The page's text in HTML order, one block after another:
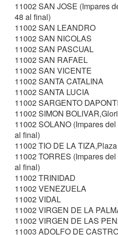
11002 SAN JOSE (Impares
48 al final)
11002 SAN LEANDRO
11002 SAN NICOLAS
11002 SAN PASCUAL
11002 SAN RAFAEL
11002 SAN VICENTE
11002 SANTA CATALINA
11002 SANTA LUCIA
11002 SARGENTO
11002 SIMON
11002 SOLANO (Impares
al final)
11002 TIO DE LA TIZA,Plaza
11002 TORRES (Impares
al final)
11002 TRINIDAD
11002 VENEZUELA
11002 VIDAL
11002 VIRGEN DE LA
11002 VIRGEN DE LAS
11003 ADOLFO DE